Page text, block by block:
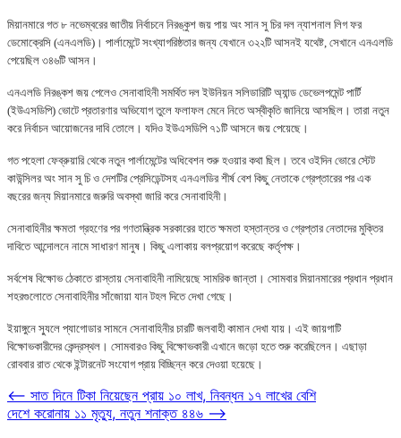
মিয়ানমারে গত ৮ নভেম্বরের জাতীয় নির্বাচনে নিরঙ্কুশ জয় পায় অং সান সু চির দল ন্যাশনাল লিগ ফর
ডেমোক্রেসি (এনএলডি)। পার্লামেন্টে সংখ্যাগরিষ্ঠতার জন্য যেখানে ৩২২টি আসনই যথেষ্ট, সেখানে এনএলডি
পেয়েছিল ৩৪৬টি আসন।
এনএলডি নিরঙ্কশ জয় পেলেও সেনাবাহিনী সমর্থিত দল ইউনিয়ন সলিডারিটি অ্যান্ড ডেভেলপমেন্ট পার্টি
(ইউএসডিপি) ভোটে প্রতারণার অভিযোগ তুলে ফলাফল মেনে নিতে অস্বীকৃতি জানিয়ে আসছিল। তারা নতুন
করে নির্বাচন আয়োজনের দাবি তোলে। যদিও ইউএসডিপি ৭১টি আসনে জয় পেয়েছে।
গত পহেলা ফেব্রুয়ারি থেকে নতুন পার্লামেন্টের অধিবেশন শুরু হওয়ার কথা ছিল। তবে ওইদিন ভোরে স্টেট
কাউন্সিলর অং সান সু চি ও দেশটির প্রেসিডেন্টসহ এনএলডির শীর্ষ বেশ কিছু নেতাকে গ্রেপ্তারের পর এক
বছরের জন্য মিয়ানমারে জরুরি অবস্থা জারি করে সেনাবাহিনী।
সেনাবাহিনীর ক্ষমতা গ্রহণের পর গণতান্ত্রিক সরকারের হাতে ক্ষমতা হস্তান্তর ও গ্রেপ্তার নেতাদের মুক্তির
দাবিতে আন্দোলনে নামে সাধারণ মানুষ। কিছু এলাকায় বলপ্রয়োগ করেছে কর্তৃপক্ষ।
সর্বশেষ বিক্ষোভ ঠেকাতে রাস্তায় সেনাবাহিনী নামিয়েছে সামরিক জান্তা। সোমবার মিয়ানমারের প্রধান প্রধান
শহরগুলোতে সেনাবাহিনীর সাঁজোয়া যান টহল দিতে দেখা গেছে।
ইয়াঙ্গুনে স্যুলে প্যাগোডার সামনে সেনাবাহিনীর চারটি জলবাহী কামান দেখা যায়। এই জায়গাটি
বিক্ষোভকারীদের কেন্দ্রস্থল। সোমবারও কিছু বিক্ষোভকারী এখানে জড়ো হতে শুরু করেছিলেন। এছাড়া
রোববার রাত থেকে ইন্টারনেট সংযোগ প্রায় বিচ্ছিন্ন করে দেওয়া হয়েছে।
Post
navigation
⟵ সাত দিনে টিকা নিয়েছেন প্রায় ১০ লাখ, নিবন্ধন ১৭ লাখের বেশি
দেশে করোনায় ১১ মৃত্যু, নতুন শনাক্ত ৪৪৬ ⟶